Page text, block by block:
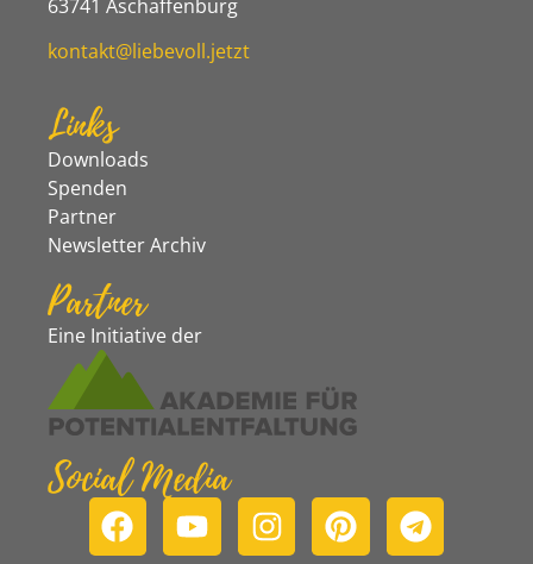
63741 Aschaffenburg
kontakt@liebevoll.jetzt
Links
Downloads
Spenden
Partner
Newsletter Archiv
Partner
Eine Initiative der
Social Media